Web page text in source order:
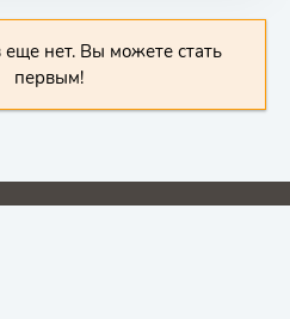
нет. Вы можете стать
первым!